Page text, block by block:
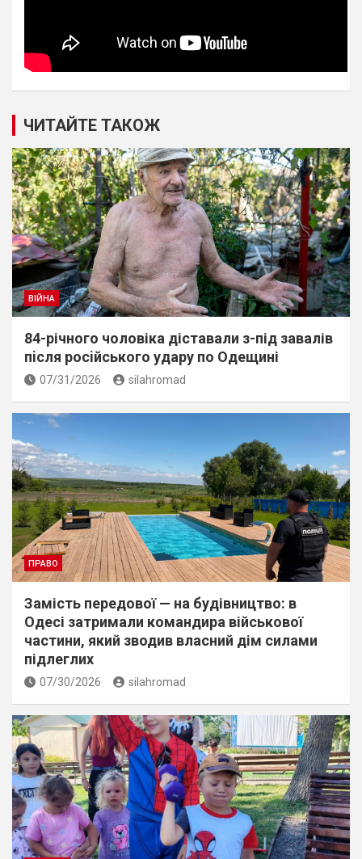
ЧИТАЙТЕ ТАКОЖ
ВІЙНА
84-річного чоловіка діставали з-під завалів
пiсля росiйського удару по Одещині
07/31/2026 silahromad
ПРАВО
Замість передової — на будівництво: в
Одесі затримали командира військової
частини, який зводив власний дім силами
підлеглих
07/30/2026 silahromad